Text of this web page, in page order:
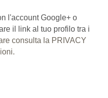
l'account Google+ o
il link al tuo profilo tra i
consulta la PRIVACY